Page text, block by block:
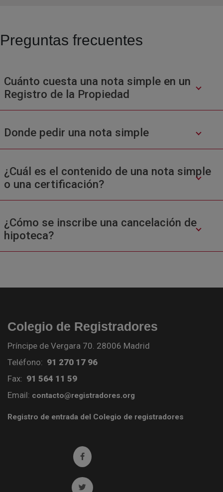
Preguntas frecuentes
Cuánto cuesta una nota simple en un
Registro de la Propiedad
Donde pedir una nota simple
¿Cuál es el contenido de una nota simple
o una certificación?
¿Cómo se inscribe una cancelación de
hipoteca?
Colegio de Registradores
Príncipe de Vergara 70. 28006 Madrid
Teléfono: 91 270 17 96
Fax: 91 564 11 59
Email: contacto@registradores.org
Registro de entrada del Colegio de registradores
Ir a facebook (abre en ventana nueva)
Ir a twitter (abre en ventana nueva)